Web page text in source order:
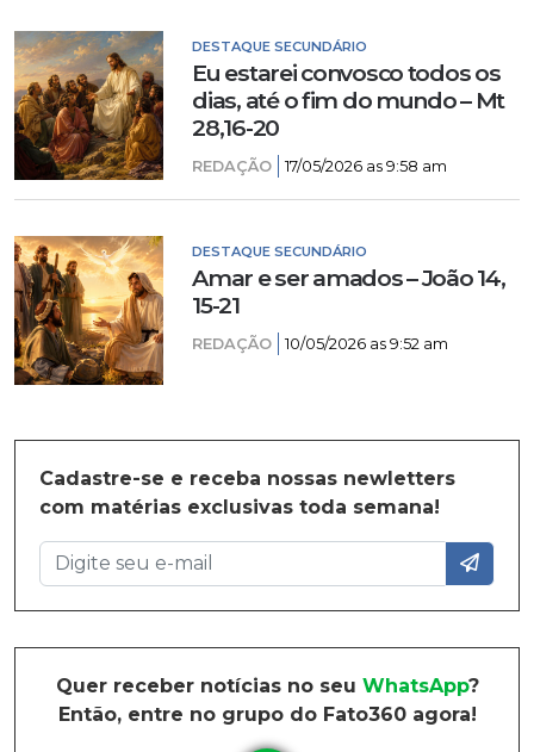
DESTAQUE SECUNDÁRIO
Eu estarei convosco todos os
dias, até o fim do mundo – Mt
28,16-20
REDAÇÃO 17/05/2026 as 9:58 am
DESTAQUE SECUNDÁRIO
Amar e ser amados – João 14,
15-21
REDAÇÃO 10/05/2026 as 9:52 am
Cadastre-se e receba nossas newletters
com matérias exclusivas toda semana!
Quer receber notícias no seu WhatsApp?
Então, entre no grupo do Fato360 agora!